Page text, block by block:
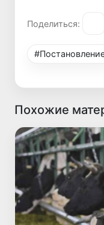
Поделиться:
Похожие